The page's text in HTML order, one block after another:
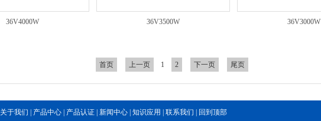
36V4000W 36V3500W 36V3000W
首页 上一页 1 2 下一页 尾页
关于我们 产品中心 产品认证 新闻中心 知识应用 联系我们 回到顶部